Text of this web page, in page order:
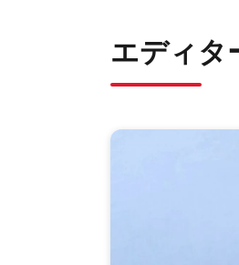
エディタ